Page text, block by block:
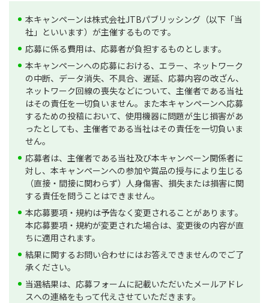
本キャンペーンは株式会社JTBパブリッシング（以下「当
社」といいます）が主催するものです。
応募に係る費用は、応募者が負担するものとします。
本キャンペーンへの応募における、エラー、ネットワーク
の中断、データ消失、不具合、遅延、応募内容の改ざん、
ネットワーク回線の喪失などについて、主催者である当社
はその責任を一切負いません。また本キャンペーンへ応募
するための投稿において、使用機器に問題が生じ損害があ
ったとしても、主催者である当社はその責任を一切負いま
せん。
応募者は、主催者である当社及び本キャンペーン関係者に
対し、本キャンペーンへの参加や賞品の授与により生じる
（直接・間接に関わらず）人身傷害、損失または損害に関
する責任を問うことはできません。
本応募要項・規約は予告なく変更されることがあります。
本応募要項・規約が変更された場合は、変更後の内容が直
ちに適用されます。
結果に関するお問い合わせにはお答えできませんのでご了
承ください。
当選結果は、応募フォームに記載いただいたメールアドレ
スへの連絡をもって代えさせていただきます。